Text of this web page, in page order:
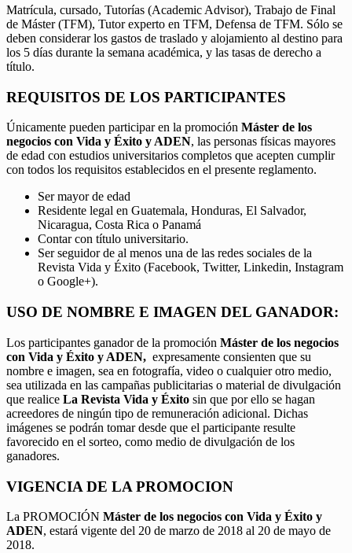
Matrícula, cursado, Tutorías (Academic Advisor), Trabajo de Final
de Máster (TFM), Tutor experto en TFM, Defensa de TFM. Sólo se
deben considerar los gastos de traslado y alojamiento al destino para
los 5 días durante la semana académica, y las tasas de derecho a
título.
REQUISITOS DE LOS PARTICIPANTES
Únicamente pueden participar en la promoción Máster de los
negocios con Vida y Éxito y ADEN, las personas físicas mayores
de edad con estudios universitarios completos que acepten cumplir
con todos los requisitos establecidos en el presente reglamento.
Ser mayor de edad
Residente legal en Guatemala, Honduras, El Salvador,
Nicaragua, Costa Rica o Panamá
Contar con título universitario.
Ser seguidor de al menos una de las redes sociales de la
Revista Vida y Éxito (Facebook, Twitter, Linkedin, Instagram
o Google+).
USO DE NOMBRE E IMAGEN DEL GANADOR:
Los participantes ganador de la promoción Máster de los negocios
con Vida y Éxito y ADEN, expresamente consienten que su
nombre e imagen, sea en fotografía, video o cualquier otro medio,
sea utilizada en las campañas publicitarias o material de divulgación
que realice La Revista Vida y Éxito sin que por ello se hagan
acreedores de ningún tipo de remuneración adicional. Dichas
imágenes se podrán tomar desde que el participante resulte
favorecido en el sorteo, como medio de divulgación de los
ganadores.
VIGENCIA DE LA PROMOCION
La PROMOCIÓN Máster de los negocios con Vida y Éxito y
ADEN, estará vigente del 20 de marzo de 2018 al 20 de mayo de
2018.